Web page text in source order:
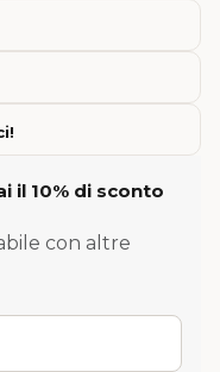
il 10% di sconto
con altre